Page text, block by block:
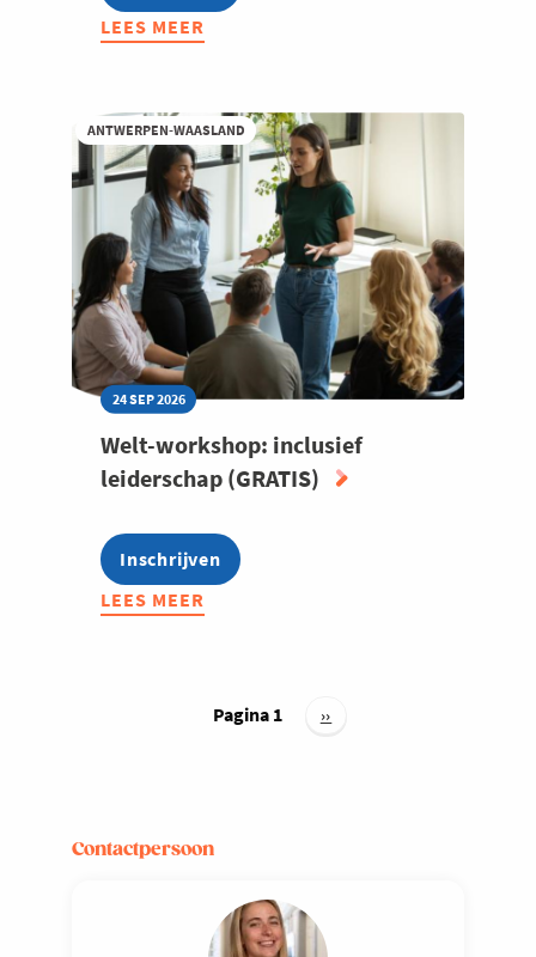
LEES MEER
ABOUT
SAMENWERKEN
VOOR
BETER
WELZIJN
(GRATIS)
ANTWERPEN-WAASLAND
24 SEP 2026
Welt-workshop: inclusief
leiderschap (GRATIS)
Inschrijven
LEES MEER
ABOUT
LEIDERSCHAPPagina 1
Volgende
››
Contactpersoon